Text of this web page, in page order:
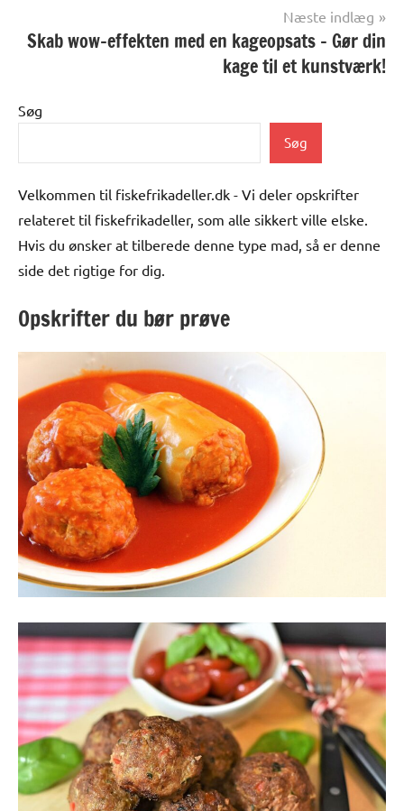
Næste indlæg
Skab wow-effekten med en kageopsats – Gør din
kage til et kunstværk!
Søg
Søg
Velkommen til fiskefrikadeller.dk - Vi deler opskrifter
relateret til fiskefrikadeller, som alle sikkert ville elske.
Hvis du ønsker at tilberede denne type mad, så er denne
side det rigtige for dig.
Opskrifter du bør prøve